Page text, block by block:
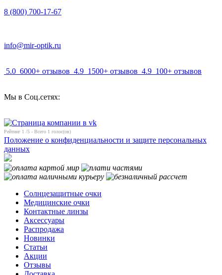
8 (800) 700-17-67
info@mir-optik.ru
5.0 6000+ отзывов 4.9 1500+ отзывов 4.9 100+ отзывов
Мы в Соц.сетях:
Рейтинг 1 /5 - Всего 1 голос(ов)
Положение о конфиденциальности и защите персональных
данных
Солнцезащитные очки
Медицинские очки
Контактные линзы
Аксессуары
Распродажа
Новинки
Статьи
Акции
Отзывы